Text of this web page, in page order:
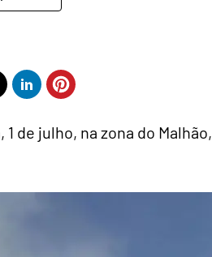
de julho, na zona do Malhão,